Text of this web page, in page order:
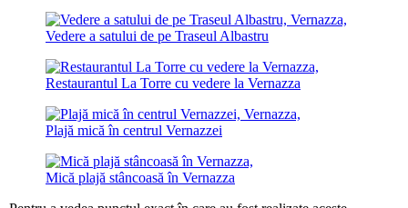
Vedere a satului de pe Traseul Albastru
Restaurantul La Torre cu vedere la Vernazza
Plajă mică în centrul Vernazzei
Mică plajă stâncoasă în Vernazza